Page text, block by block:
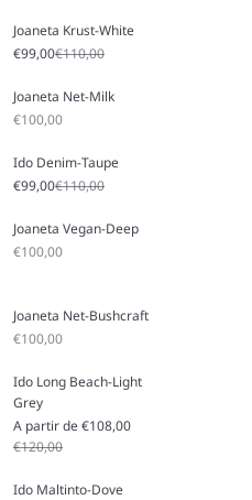
Joaneta Krust-White
Preço promocional
€99,00Preço normal
€110,00
Joaneta Net-Milk
Preço promocional
€100,00
Ido Denim-Taupe
Preço promocional
€99,00Preço normal
€110,00
Joaneta Vegan-Deep
Preço promocional
€100,00
Joaneta Net-Bushcraft
Preço promocional
€100,00
Ido Long Beach-Light
Grey
Preço promocional
A partir de €108,00
Preço normal
€120,00
Ido Maltinto-Dove